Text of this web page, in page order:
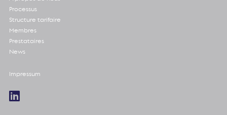
Processus
Structure tarifaire
Membres
Prestataires
News
Impressum